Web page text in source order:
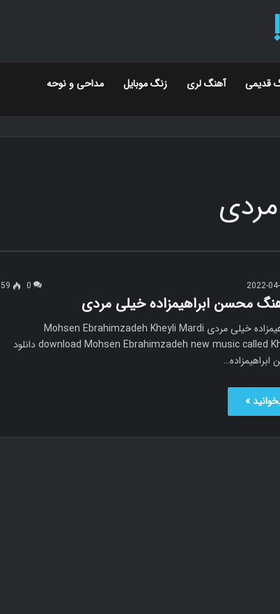
قدیمی آهنگ لری زنگ موبایل مداحی و نوحه
2022-
0
59
محسن ابراهیمزاده خیلی مردی
محسن ابراهیمزاده خیلی مردی Mohsen Ebrahimzadeh Kheyli Mardi
download Mohsen Ebrahimzadeh new music called Kheyli Mardi دانلود
»